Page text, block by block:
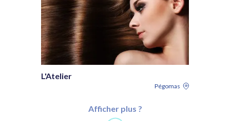
L'Atelier
Pégomas
Afficher plus ?